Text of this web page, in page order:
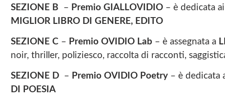
SEZIONE B – Premio GIALLOVIDIO – è dedicata ai
MIGLIOR LIBRO DI GENERE, EDITO
SEZIONE C – Premio OVIDIO Lab – è assegnata a
noir, thriller, poliziesco, raccolta di racconti,
SEZIONE D – Premio OVIDIO Poetry – è dedicata
DI POESIA